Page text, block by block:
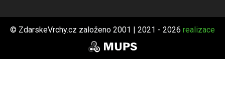
© ZdarskeVrchy.cz založeno 2001 | 2021 - 2026 realizace